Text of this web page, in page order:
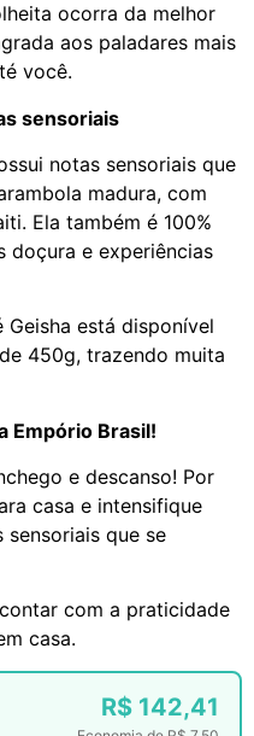
ocorra da melhor
aos paladares mais
você.
sensoriais
notas sensoriais que
madura, com
Ela também é 100%
doçura e experiências
está disponível
450g, trazendo muita
Empório Brasil!
e descanso! Por
casa e intensifique
sensoriais que se
com a praticidade
casa.
R$142,41